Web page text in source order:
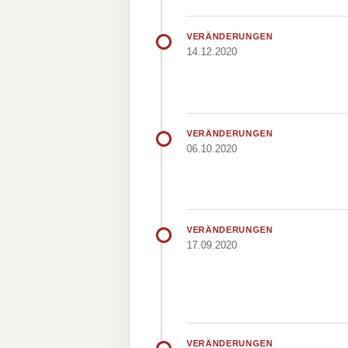
VERÄNDERUNGEN
14.12.2020
VERÄNDERUNGEN
06.10.2020
VERÄNDERUNGEN
17.09.2020
VERÄNDERUNGEN